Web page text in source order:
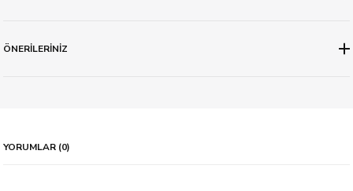
ÖNERİLERİNİZ
YORUMLAR (0)